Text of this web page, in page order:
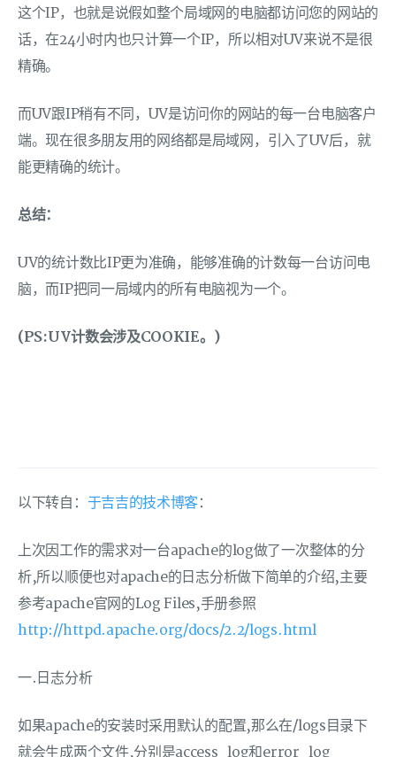
这个IP，也就是说假如整个局域网的电脑都访问您的网站的
话，在24小时内也只计算一个IP，所以相对UV来说不是很
精确。
而UV跟IP稍有不同，UV是访问你的网站的每一台电脑客户
端。现在很多朋友用的网络都是局域网，引入了UV后，就
能更精确的统计。
总结：
UV的统计数比IP更为准确，能够准确的计数每一台访问电
脑，而IP把同一局域内的所有电脑视为一个。
(PS:UV计数会涉及COOKIE。)
以下转自： 于吉吉的技术博客：
上次因工作的需求对一台apache的log做了一次整体的分
析,所以顺便也对apache的日志分析做下简单的介绍,主要
参考apache官网的Log Files,手册参照
http://httpd.apache.org/docs/2.2/logs.html
一.日志分析
如果apache的安装时采用默认的配置,那么在/logs目录下
就会生成两个文件,分别是access_log和error_log